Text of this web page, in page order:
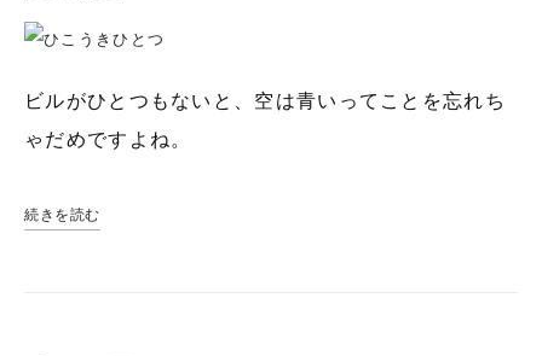
ビルがひとつもないと、空は青いってことを忘れち
ゃだめですよね。
続きを読む